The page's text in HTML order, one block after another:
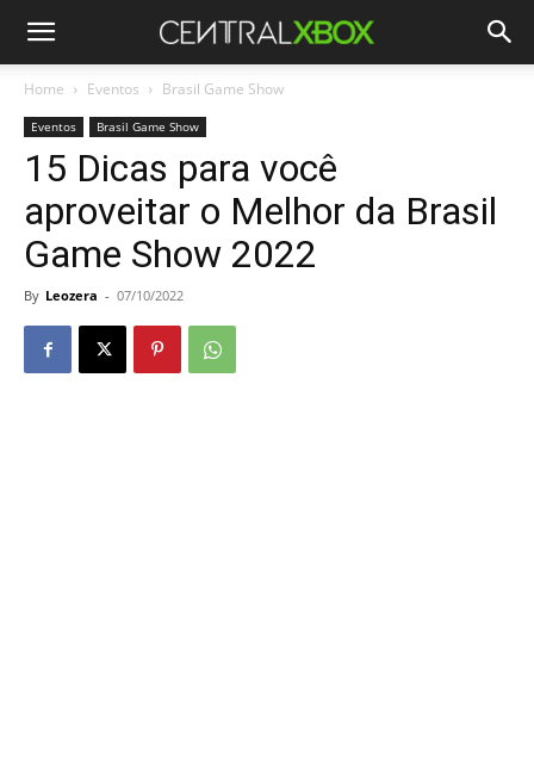
Home Eventos Brasil Game Show
Eventos Brasil Game Show
15 Dicas para você
aproveitar o Melhor da Brasil
Game Show 2022
By Leozera - 07/10/2022